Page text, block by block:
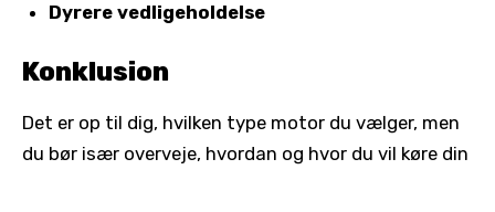
Dyrere vedligeholdelse
Konklusion
Det er op til dig, hvilken type motor du vælger, men
du bør især overveje, hvordan og hvor du vil køre din